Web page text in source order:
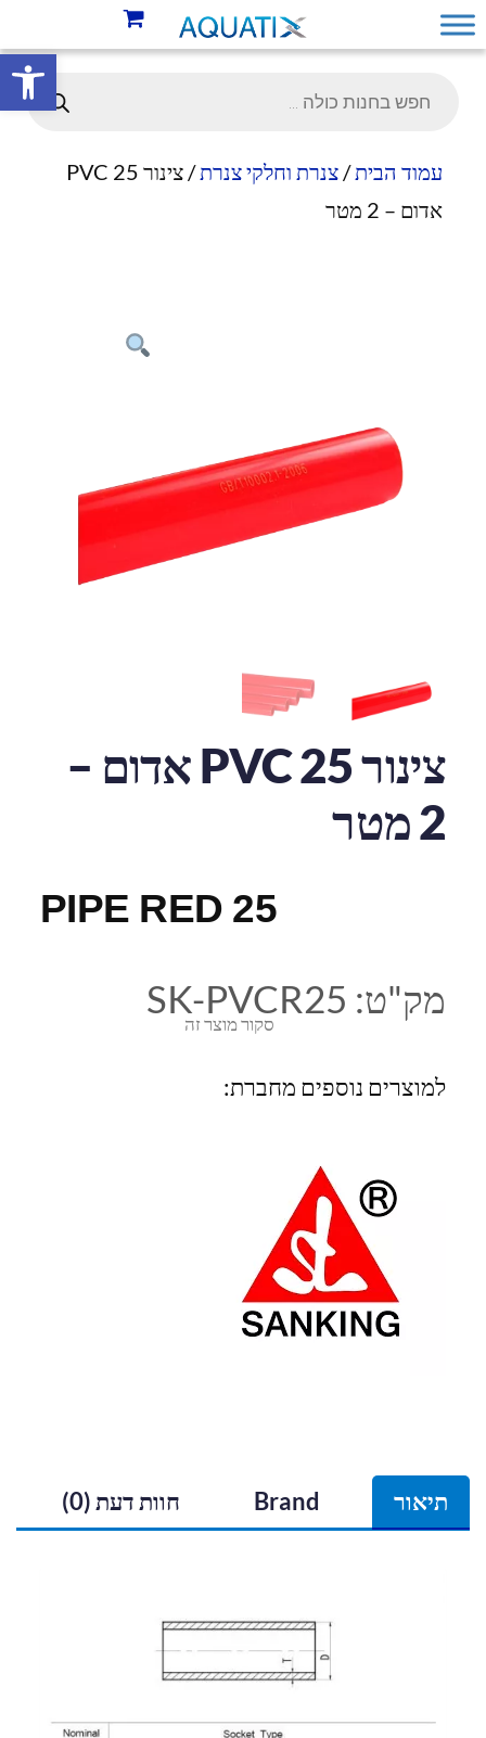
פתח
עמוד הבית/צנרת וחלקי צנרת
/ צינור 25 PVC
אדום – 2 מטר
צינור 25 PVC אדום –
2 מטר
PIPE RED 25
סקור מוצר זה
מק"ט: SK-PVCR25
למוצרים נוספים מחברת:
תיאור Brand חוות דעת (0)